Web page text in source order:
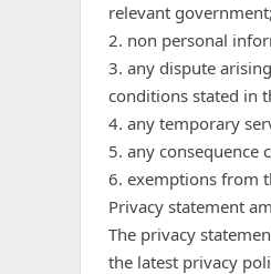
relevant government;
2. non personal
3. any dispute
conditions stated in
4. any temporary
5. any consequence
6. exemptions from
Privacy statement
The privacy
the latest privacy